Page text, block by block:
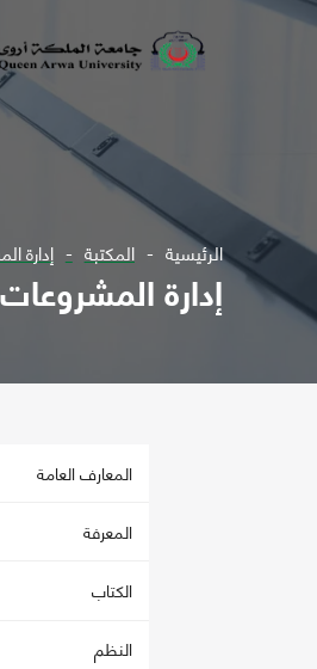
الرئيسية المكتبة إدارة
إدارة المشروعات
المعارف العامة
المعرفة
الكتاب
النظم